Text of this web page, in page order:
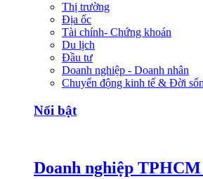
Thị trường
Địa ốc
Tài chính- Chứng khoán
Du lịch
Đầu tư
Doanh nghiệp - Doanh nhân
Chuyển động kinh tế & Đời
Nổi bật
Doanh nghiệp